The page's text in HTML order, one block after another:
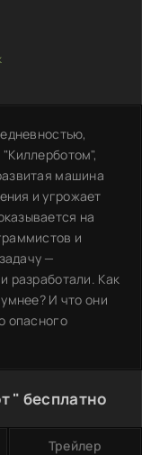
машина
и угрожает
на
и
—
разработали. Как
И что они
опасного
" бесплатно
Трейлер